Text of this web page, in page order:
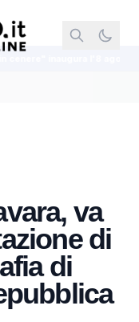
va
di
di